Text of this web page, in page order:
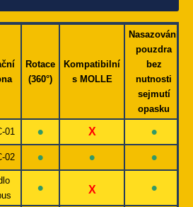
Rotace
(360°)
Kompatibilní
s MOLLE
Nasazování
pouzdra
bez
nutnosti
sejmutí
opasku
01 • X •
02 • • •
• X •